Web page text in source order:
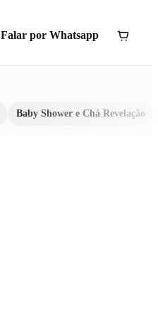
Falar por Whatsapp
Baby Shower e Chá Revelação